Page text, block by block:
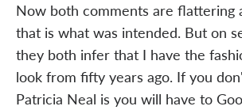
Now both comments are flattering
that is what was intended. But on
they both infer that I have the
look from fifty years ago. If you
Patricia Neal is you will have to